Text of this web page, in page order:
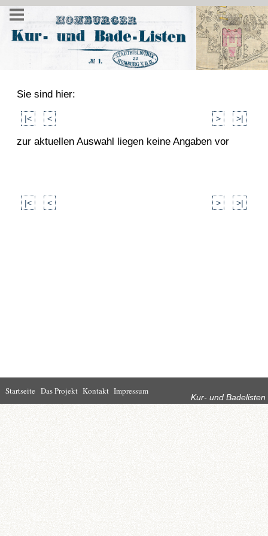
Sie sind hier:
|< < > >|
zur aktuellen Auswahl liegen keine Angaben vor
|< < > >|
Startseite
Leben in Bad
Homburg
Rathaus
Kultur Wirtschaft
Kur und
Tourismus
Kur- und Badelisten
Startseite Das Projekt Kontakt Impressum